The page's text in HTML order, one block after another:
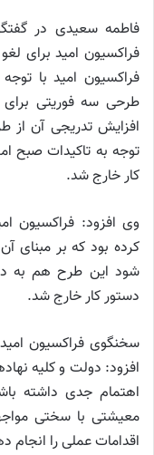
فاطمه سعیدی در
فراکسیون امید برای
فراکسیون امید با
طرحی سه فوریتی
افزایش تدریجی آن از
توجه به تاکیدات صبح
کار خارج شد.
وی افزود: فراکسیون
شود این طرح هم به
دستور کار خارج شد.
سخنگوی فراکسیون امید
افزود: دولت و کلیه
اهتمام جدی داشته
معیشتی با سختی
اقدامات عملی را انجام